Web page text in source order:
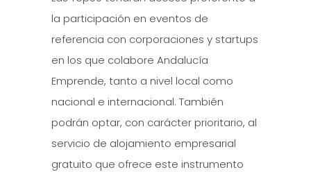
la participación en eventos de
referencia con corporaciones y startups
en los que colabore Andalucía
Emprende, tanto a nivel local como
nacional e internacional. También
podrán optar, con carácter prioritario, al
servicio de alojamiento empresarial
gratuito que ofrece este instrumento